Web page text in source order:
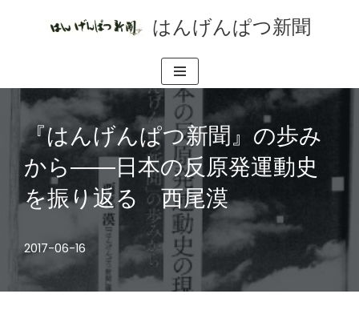
テ
ン
へ
ス
はんげんぱつ新聞
『はんげんぱつ新聞』の歩み
から――日本の反原発運動史
を振り返る 西尾漠
2017-06-16